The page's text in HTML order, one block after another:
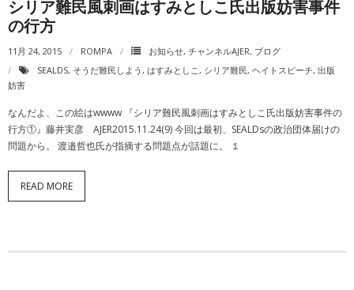
シリア難民風刺画はすみとしこ氏出版妨害事件
の行方
11月 24, 2015 ROMPA お知らせ, チャンネルAJER, ブログ
SEALDS, そうだ難民しよう , はすみとしこ, シリア難民, ヘイトスピーチ, 出版
妨害
なんだよ、この絵はwwww 『シリア難民風刺画はすみとしこ氏出版妨害事件の
行方①』藤井実彦 AJER2015.11.24(9) 今回は最初、SEALDsの政治団体届けの
問題から。 渡邉哲也氏が指摘する問題点が話題に。 １
READ MORE